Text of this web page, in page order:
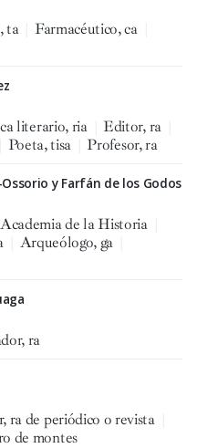
ta Farmacéutico, ca
literario, ria Editor, ra
Poeta, tisa Profesor, ra
y Farfán de los Godos
de la Historia
Arqueólogo, ga
ra
ra de periódico o revista
de montes